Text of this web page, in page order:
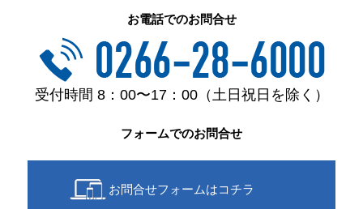
お電話でのお問合せ
受付時間 8：00〜17：00（土日祝日を除く）
フォームでのお問合せ
お問合せフォームはコチラ